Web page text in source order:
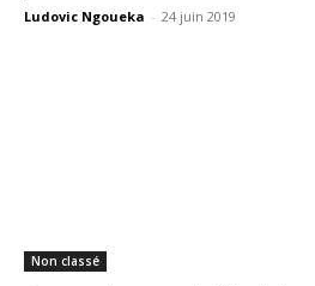
Ludovic Ngoueka - 24 juin 2019
Non classé